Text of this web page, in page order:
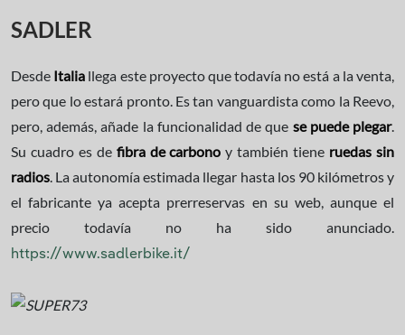
SADLER
Desde Italia llega este proyecto que todavía no está a la venta,
pero que lo estará pronto. Es tan vanguardista como la Reevo,
pero, además, añade la funcionalidad de que se puede plegar.
Su cuadro es de fibra de carbono y también tiene ruedas sin
radios. La autonomía estimada llegar hasta los 90 kilómetros y
el fabricante ya acepta prerreservas en su web, aunque el
precio todavía no ha sido anunciado.
https://www.sadlerbike.it/